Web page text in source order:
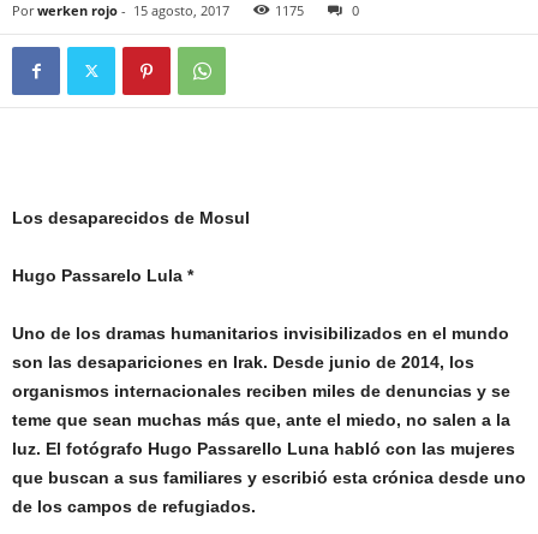
Por werken rojo - 15 agosto, 2017 1175 0
Los desaparecidos de Mosul
Hugo Passarelo Lula *
Uno de los dramas humanitarios invisibilizados en el mundo
son las desapariciones en Irak. Desde junio de 2014, los
organismos internacionales reciben miles de denuncias y se
teme que sean muchas más que, ante el miedo, no salen a la
luz. El fotógrafo Hugo Passarello Luna habló con las mujeres
que buscan a sus familiares y escribió esta crónica desde uno
de los campos de refugiados.